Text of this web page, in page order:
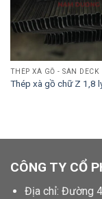
THÉP XÀ GỒ - SÀN DECK
Thép xà gồ chữ Z 1,8
CÔNG TY CỔ
Địa chỉ: Đường